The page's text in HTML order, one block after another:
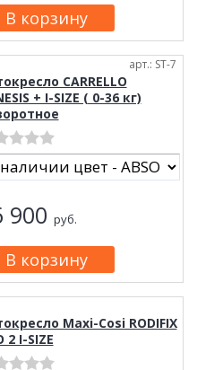
арт.: ST-7
CARRELLO
+ I-SIZE ( 0-36 кг)
900 руб.
Maxi-Cosi RODIFIX
2 I-SIZE